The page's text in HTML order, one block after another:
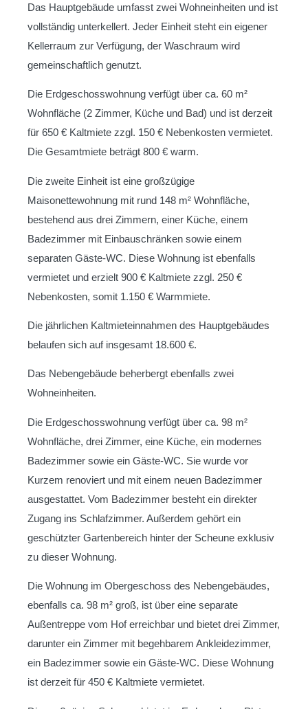
Das Hauptgebäude umfasst zwei Wohneinheiten und ist
vollständig unterkellert. Jeder Einheit steht ein eigener
Kellerraum zur Verfügung, der Waschraum wird
gemeinschaftlich genutzt.
Die Erdgeschosswohnung verfügt über ca. 60 m²
Wohnfläche (2 Zimmer, Küche und Bad) und ist derzeit
für 650 € Kaltmiete zzgl. 150 € Nebenkosten vermietet.
Die Gesamtmiete beträgt 800 € warm.
Die zweite Einheit ist eine großzügige
Maisonettewohnung mit rund 148 m² Wohnfläche,
bestehend aus drei Zimmern, einer Küche, einem
Badezimmer mit Einbauschränken sowie einem
separaten Gäste-WC. Diese Wohnung ist ebenfalls
vermietet und erzielt 900 € Kaltmiete zzgl. 250 €
Nebenkosten, somit 1.150 € Warmmiete.
Die jährlichen Kaltmieteinnahmen des Hauptgebäudes
belaufen sich auf insgesamt 18.600 €.
Das Nebengebäude beherbergt ebenfalls zwei
Wohneinheiten.
Die Erdgeschosswohnung verfügt über ca. 98 m²
Wohnfläche, drei Zimmer, eine Küche, ein modernes
Badezimmer sowie ein Gäste-WC. Sie wurde vor
Kurzem renoviert und mit einem neuen Badezimmer
ausgestattet. Vom Badezimmer besteht ein direkter
Zugang ins Schlafzimmer. Außerdem gehört ein
geschützter Gartenbereich hinter der Scheune exklusiv
zu dieser Wohnung.
Die Wohnung im Obergeschoss des Nebengebäudes,
ebenfalls ca. 98 m² groß, ist über eine separate
Außentreppe vom Hof erreichbar und bietet drei Zimmer,
darunter ein Zimmer mit begehbarem Ankleidezimmer,
ein Badezimmer sowie ein Gäste-WC. Diese Wohnung
ist derzeit für 450 € Kaltmiete vermietet.